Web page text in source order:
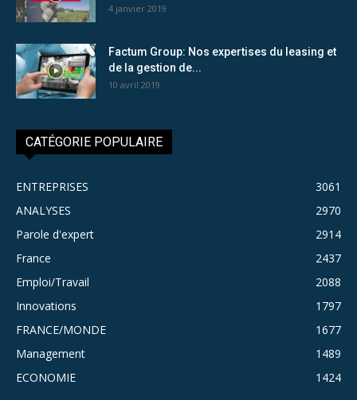
4 janvier 2019
Factum Group: Nos expertises du leasing et
de la gestion de...
10 avril 2019
CATÉGORIE POPULAIRE
ENTREPRISES
3061
ANALYSES
2970
Parole d'expert
2914
France
2437
Emploi/Travail
2088
Innovations
1797
FRANCE/MONDE
1677
Management
1489
ECONOMIE
1424